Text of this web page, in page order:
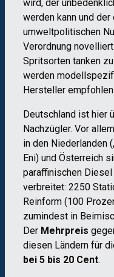
wird, der
werden kann und
umweltpolitischen
Verordnung
Spritsorten tanken
werden
Hersteller empfohlen.
Deutschland ist hier
Nachzügler. Vor
in den Niederlanden
Eni) und Österreich
paraffinischen
verbreitet: 2250
Reinform (100
zumindest in
Der Mehrpreis
diesen Ländern für
bei 5 bis 20 Cent.